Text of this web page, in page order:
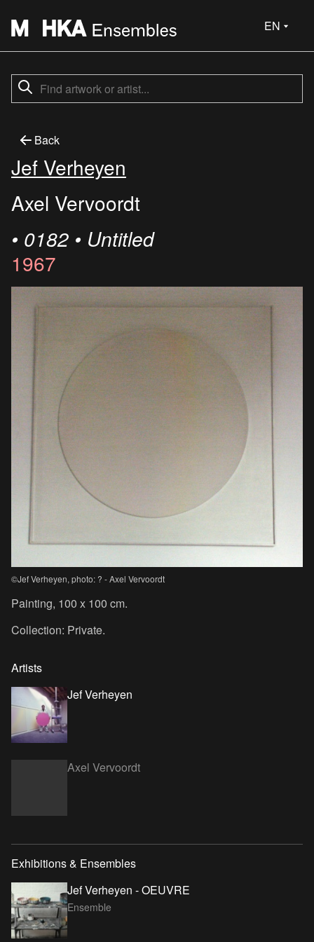
EN
Back
Jef Verheyen
Axel Vervoordt
• 0182 • Untitled
1967
©Jef Verheyen, photo: ? - Axel Vervoordt
Painting, 100 x 100 cm.
Collection: Private.
Artists
Jef Verheyen
Axel Vervoordt
Exhibitions & Ensembles
Jef Verheyen - OEUVRE
Ensemble